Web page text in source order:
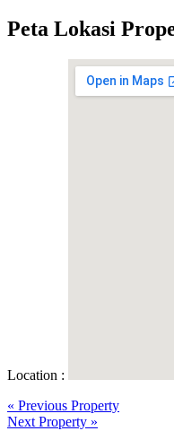
Peta Lokasi
Location :
« Previous Property
Next Property »